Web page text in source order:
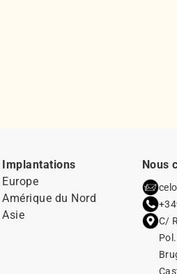
Implantations
Europe
Amérique du Nord
Asie
Nous
C/